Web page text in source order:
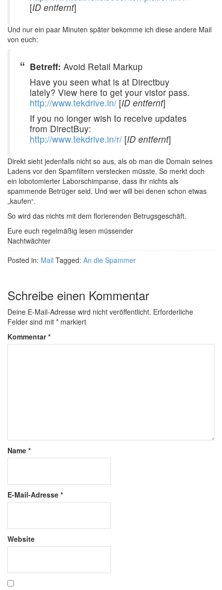
[ID entfernt]
Und nur ein paar Minuten später bekomme ich diese andere Mail
von euch:
Betreff: Avoid Retail Markup
Have you seen what is at Directbuy
lately? View here to get your vistor pass.
http://www.tekdrive.in/ [ID entfernt]
If you no longer wish to receive updates
from DirectBuy:
http://www.tekdrive.in/r/ [ID entfernt]
Direkt sieht jedenfalls nicht so aus, als ob man die Domain seines
Ladens vor den Spamfiltern verstecken müsste. So merkt doch
ein lobotomierter Laborschimpanse, dass ihr nichts als
spammende Betrüger seid. Und wer will bei denen schon etwas
„kaufen“.
So wird das nichts mit dem florierenden Betrugsgeschäft.
Eure euch regelmäßig lesen müssender
Nachtwächter
Posted in: Mail Tagged: An die Spammer
Schreibe einen Kommentar
Deine E-Mail-Adresse wird nicht veröffentlicht. Erforderliche
Felder sind mit * markiert
Kommentar*
Name *
E-Mail-Adresse *
Website